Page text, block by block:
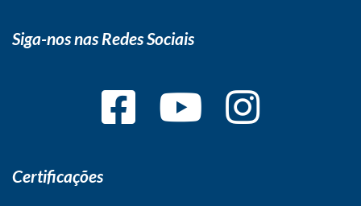
Siga-nos nas Redes Sociais
Certificações